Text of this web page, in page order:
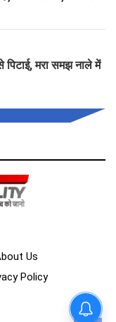
मरा समझ नाले में
Us
Policy